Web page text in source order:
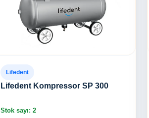
Lifedent
Lifedent Kompressor SP 300
Stok sayı: 2